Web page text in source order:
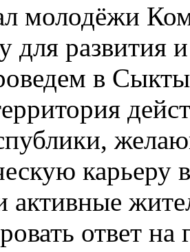
молодёжи
для развития
в
активные
ответ